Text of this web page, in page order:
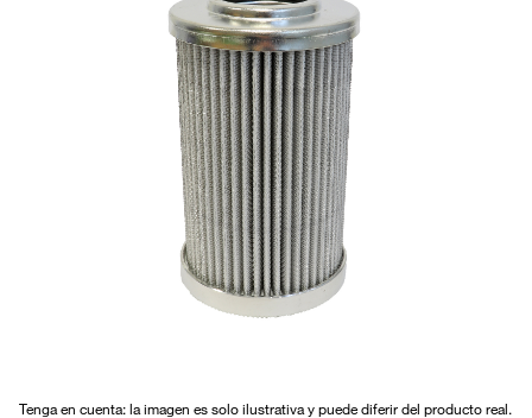
Tenga en cuenta: la imagen es solo ilustrativa y puede diferir del producto real.